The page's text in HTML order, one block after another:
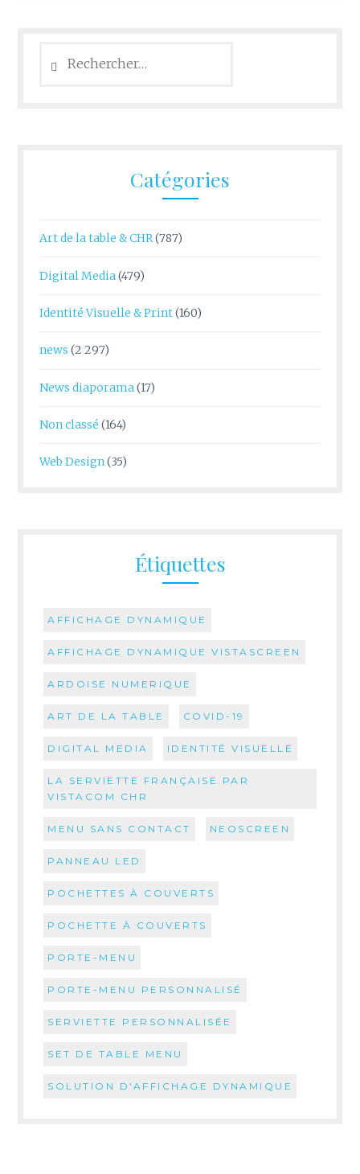
Catégories
Art de la table & CHR(787)
Digital Media (479)
Identité Visuelle & Print(160)
news (2 297)
News diaporama(17)
Non classé (164)
Web Design(35)
Étiquettes
AFFICHAGE DYNAMIQUE
AFFICHAGE DYNAMIQUE VISTASCREEN
ARDOISE NUMERIQUE
ART DE LA TABLE COVID-19
DIGITAL MEDIA IDENTITÉ VISUELLE
LA SERVIETTE FRANÇAISE PAR
VISTACOM CHR
MENU SANS CONTACT NEOSCREEN
PANNEAU LED
POCHETTES À COUVERTS
POCHETTE À COUVERTS
PORTE-MENU
PORTE-MENU PERSONNALISÉ
SERVIETTE PERSONNALISÉE
SET DE TABLE MENU
SOLUTION D'AFFICHAGE DYNAMIQUE